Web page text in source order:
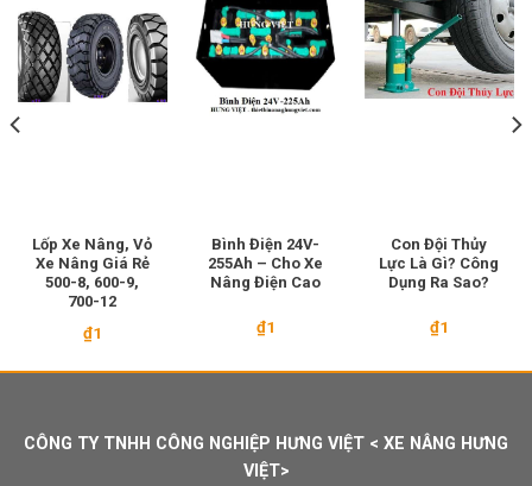
Lốp Xe Nâng, Vỏ
Xe Nâng Giá Rẻ
500-8, 600-9,
700-12
₫1
Bình Điện 24V-
255Ah – Cho Xe
Nâng Điện Cao
₫1
Con Đội Thủy
Lực Là Gì? Công
Dụng Ra Sao?
₫1
CÔNG TY TNHH CÔNG NGHIỆP HƯNG VIỆT < XE NÂNG HƯNG
VIỆT>